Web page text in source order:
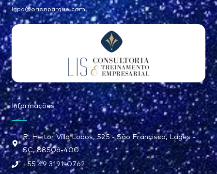
Informações
R. Heitor Villa Lobos, 525 - São Francisco, Lages -
SC, 88506-400
+55 49 3191-0762
lgpd@orionparque.com